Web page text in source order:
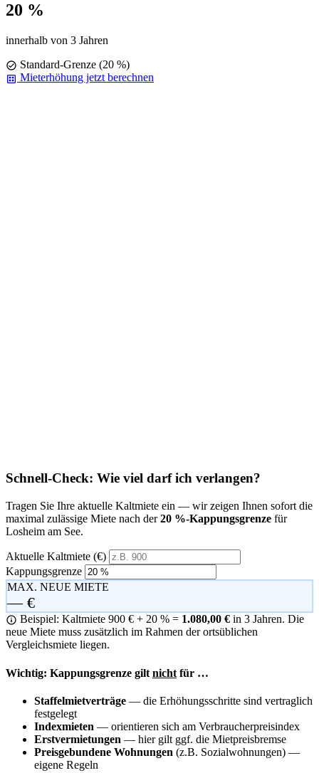
20 %
innerhalb von 3 Jahren
Standard-Grenze (20 %)
Mieterhöhung jetzt berechnen
Schnell-Check: Wie viel darf ich verlangen?
Tragen Sie Ihre aktuelle Kaltmiete ein — wir zeigen Ihnen sofort die
maximal zulässige Miete nach der20 %-Kappungsgrenze für
Losheim am See.
Aktuelle Kaltmiete (€)
Kappungsgrenze
MAX. NEUE MIETE
— €
Beispiel: Kaltmiete 900 € + 20 % = 1.080,00 € in 3 Jahren. Die
neue Miete muss zusätzlich im Rahmen der ortsüblichen
Vergleichsmiete liegen.
Wichtig: Kappungsgrenze gilt nicht für …
Staffelmietverträge — die Erhöhungsschritte sind vertraglich
festgelegt
Indexmieten — orientieren sich am Verbraucherpreisindex
Erstvermietungen — hier gilt ggf. die Mietpreisbremse
Preisgebundene Wohnungen (z.B. Sozialwohnungen) —
eigene Regeln